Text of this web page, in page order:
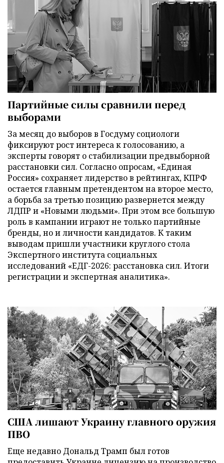
Партийные силы сравнили перед
выборами
За месяц до выборов в Госдуму социологи
фиксируют рост интереса к голосованию, а
эксперты говорят о стабилизации предвыборной
расстановки сил. Согласно опросам, «Единая
Россия» сохраняет лидерство в рейтингах, КПРФ
остается главным претендентом на второе место,
а борьба за третью позицию развернется между
ЛДПР и «Новыми людьми». При этом все большую
роль в кампании играют не только партийные
бренды, но и личности кандидатов. К таким
выводам пришли участники круглого стола
Экспертного института социальных
исследований «ЕДГ-2026: расстановка сил. Итоги
регистрации и экспертная аналитика».
США лишают Украину главного оружия
ПВО
Еще недавно Дональд Трамп был готов